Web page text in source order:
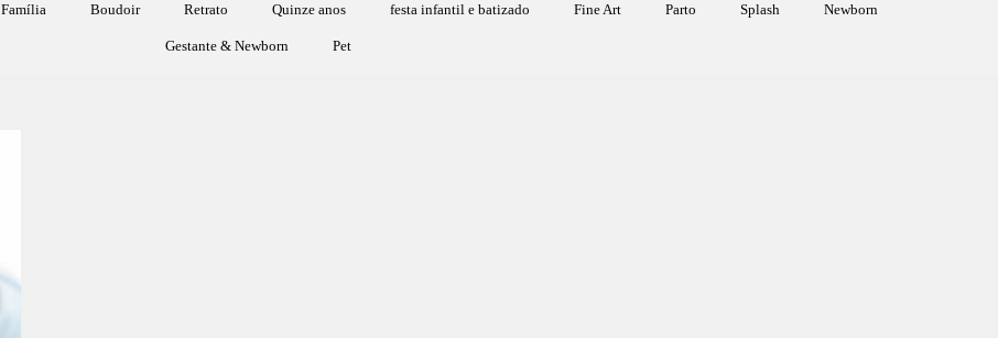
Família Boudoir Retrato Quinze anos festa infantil e batizado Fine Art Parto Splash Newborn
Gestante & Newborn Pet